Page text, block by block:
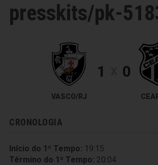
presskits/pk-
VASCO/RJ
1 0
CRONOLOGIA
Início do 1º Tempo: 19:15
Término do 1º Tempo: 20:04